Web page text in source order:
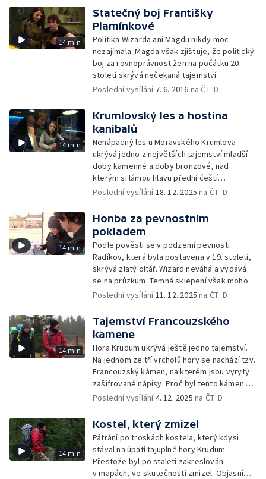
14 min
Statečný boj Františky
Plamínkové
Politika Wizarda ani Magdu nikdy moc
nezajímala. Magda však zjišťuje, že politický
boj za rovnoprávnost žen na počátku 20.
století skrývá nečekaná tajemství
Poslední vysílání 7. 6. 2016 na ČT :D
14 min
Krumlovský les a hostina
kanibalů
Nenápadný les u Moravského Krumlova
ukrývá jedno z největších tajemství mladší
doby kamenné a doby bronzové, nad
kterým si lámou hlavu přední čeští
archeologové
Poslední vysílání18. 12. 2025 na ČT :D
14 min
Honba za pevnostním
pokladem
Podle pověsti se v podzemí pevnosti
Radíkov, která byla postavena v 19. století,
skrývá zlatý oltář. Wizard neváhá a vydává
se na průzkum. Temná sklepení však mohou
být nebezpečná...
Poslední vysílání11. 12. 2025 na ČT :D
14 min
Tajemství Francouzského
kamene
Hora Krudum ukrývá ještě jedno tajemství.
Na jednom ze tří vrcholů hory se nachází tzv.
Francouzský kámen, na kterém jsou vyryty
zašifrované nápisy. Proč byl tento kámen na
kopci vztyčen?
Poslední vysílání4. 12. 2025 na ČT :D
14 min
Kostel, který zmizel
Pátrání po troskách kostela, který kdysi
stával na úpatí tajuplné hory Krudum.
Přestože byl po staletí zakreslován
v mapách, ve skutečnosti zmizel. Objasní